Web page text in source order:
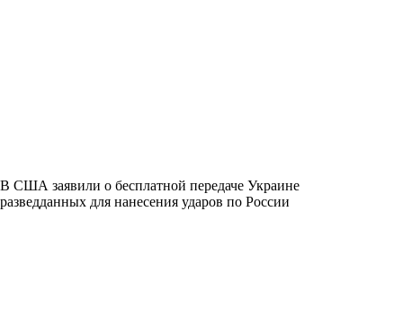
В США заявили о бесплатной передаче Украине
разведданных для нанесения ударов по России